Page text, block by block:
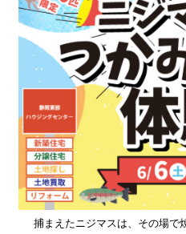
捕まえたニジマスは、その場で